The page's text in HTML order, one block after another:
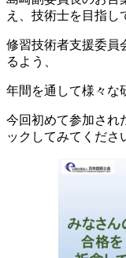
え、技術士を目指し
修習技術者支援委員
るよう、
年間を通して様々な
今回初めて参加され
ックしてみてくださ